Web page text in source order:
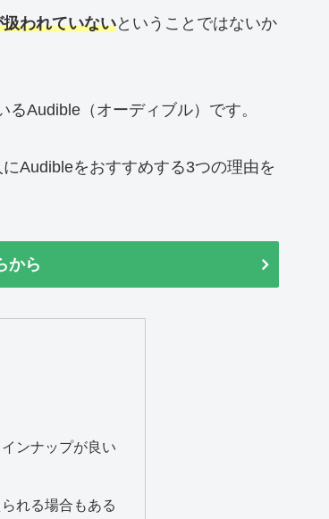
われていないということではないか
Audible（オーディブル）です。
Audibleをおすすめする3つの理由を
から
ンナップが良い
れる場合もある